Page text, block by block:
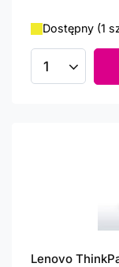
Dostępny (1
Ilość
Lenovo